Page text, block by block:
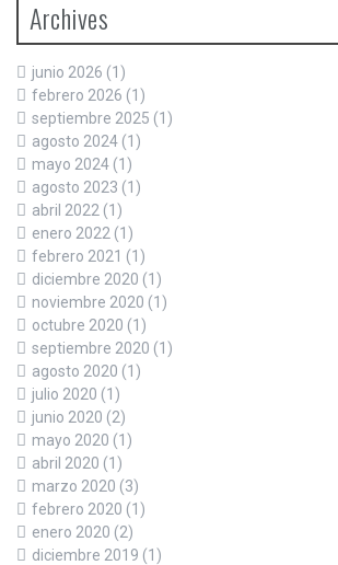
Archives
junio 2026 (1)
febrero 2026 (1)
septiembre 2025 (1)
agosto 2024 (1)
mayo 2024 (1)
agosto 2023 (1)
abril 2022 (1)
enero 2022 (1)
febrero 2021 (1)
diciembre 2020 (1)
noviembre 2020 (1)
octubre 2020 (1)
septiembre 2020 (1)
agosto 2020 (1)
julio 2020 (1)
junio 2020 (2)
mayo 2020 (1)
abril 2020 (1)
marzo 2020 (3)
febrero 2020 (1)
enero 2020 (2)
diciembre 2019 (1)